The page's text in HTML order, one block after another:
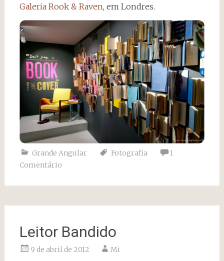
Galeria Rook & Raven, em Londres.
Grande Angular Fotografia
1
Comentário
Leitor Bandido
9 de abril de 2012 Mi